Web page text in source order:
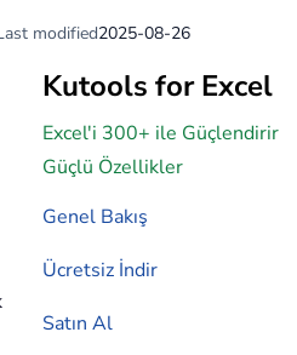
modified2025-08-26
Kutools for Excel
Excel'i 300+ ile Güçlendirir
Güçlü Özellikler
Genel Bakış
Ücretsiz İndir
Satın Al